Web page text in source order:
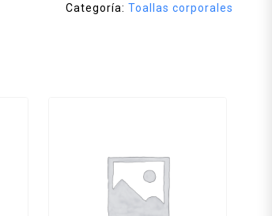
Categoría: Toallas corporales